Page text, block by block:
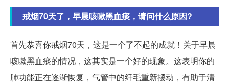
戒烟70天了，早晨咳嗽黑血痰，请问什么原因?
首先恭喜你戒烟70天，这是一个了不起的成就！关于早晨
咳嗽黑血痰的情况，这其实是一个好的现象。这表明你的
肺功能正在逐渐恢复，气管中的纤毛重新摆动，有助于清